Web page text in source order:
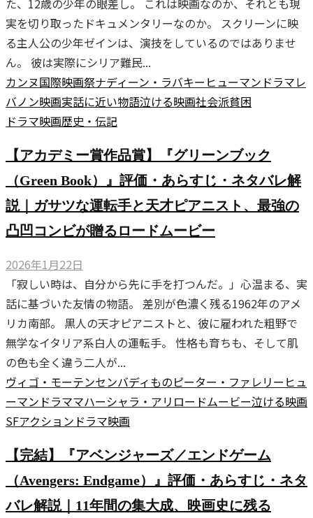
た、12歳の少年の眼差し。 これは映画なのか、それとも現
実を切り取ったドキュメンタリーなのか。 スクリーンに映
る主人公の少年ゼインは、演技をしているのではありませ
ん。 彼は実際にシリア難民...
カンヌ国際映画祭ナディーン・ラバキー ヒューマンドラマレ
バノン映画実話に近い物語泣ける映画社会派貧困
ドラマ映画歴史・伝記
【アカデミー賞作品賞】『グリーンブック
（Green Book）』評価・あらすじ・ネタバレ解
説｜ガサツな運転手と天才ピアニスト、最強の
凸凹コンビが贈るロードムービー
2026年1月22日
「寂しい時は、自分から先に手を打つんだ。」心温まる、実
話に基づいた友情の物語。 差別が色濃く残る1962年のアメ
リカ南部。 黒人の天才ピアニストと、彼に雇われた粗野で
無学なイタリア系白人の運転手。 性格も育ちも、そして肌
の色も全く違う二人が...
ヴィゴ・モーテンセンバディものピーター・ファレリー ヒュ
ーマンドラママハーシャラ・アリ ロードムービー泣ける映画
SFアクション ドラマ映画
【完結】『アベンジャーズ／エンドゲーム
（Avengers: Endgame）』評価・あらすじ・ネタ
バレ解説｜11年間の集大成、映画史に残る